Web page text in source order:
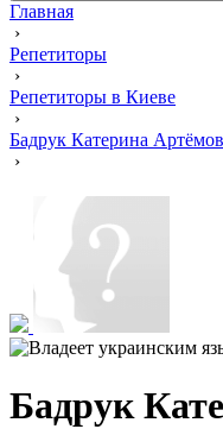
Главная
›
Репетиторы
›
Репетиторы в Киеве
›
Бадрук Катерина
›
Бадрук